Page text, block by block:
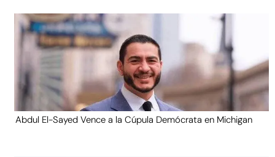
Abdul El-Sayed Vence a la Cúpula Demócrata en Michigan